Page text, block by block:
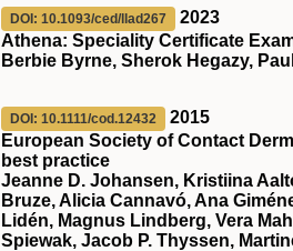
DOI: 10.1093/ced/llad267
2023
Athena: Speciality Certificate
Berbie Byrne, Sherok Hegazy,
DOI: 10.1111/cod.12432
2015
European Society of Contact
best practice
Jeanne D. Johansen, Kristiina
Bruze, Alicia Cannavó, Ana
Lidén, Magnus Lindberg, Vera
Spiewak, Jacob P. Thyssen,